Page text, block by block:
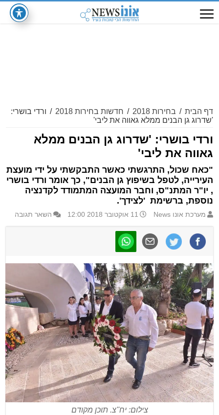
דף הבית / בחירות 2018 / חדשות בחירות 2018 / ורדי בושרי:
'שדרוג גן הבנים ממלא גאווה את ליבי'
ורדי בושרי: 'שדרוג גן הבנים ממלא
גאווה את ליבי'
"כאח שכול, התרגשתי כאשר התבקשתי על ידי מועצת
העירייה, לטפל בשיפוץ גן הבנים", כך אומר ורדי בושרי
, יו"ר המתנ"ס, וחבר המועצה המתמודד לקדנציה
נוספת, ברשימת 'לצידך'.
מערכת אונו News 11 אוקטובר 2018 12:00 השאר תגובה
צילום: יח''צ. תוכן מקודם